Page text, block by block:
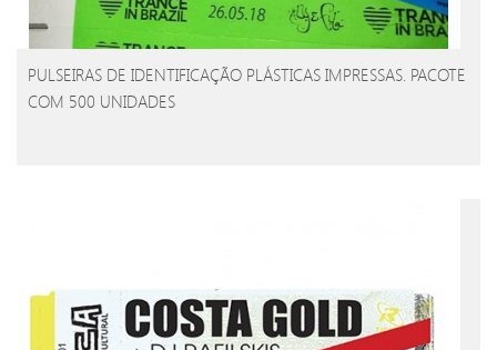
PULSEIRAS DE IDENTIFICAÇÃO PLÁSTICAS IMPRESSAS. PACOTE
COM 500 UNIDADES